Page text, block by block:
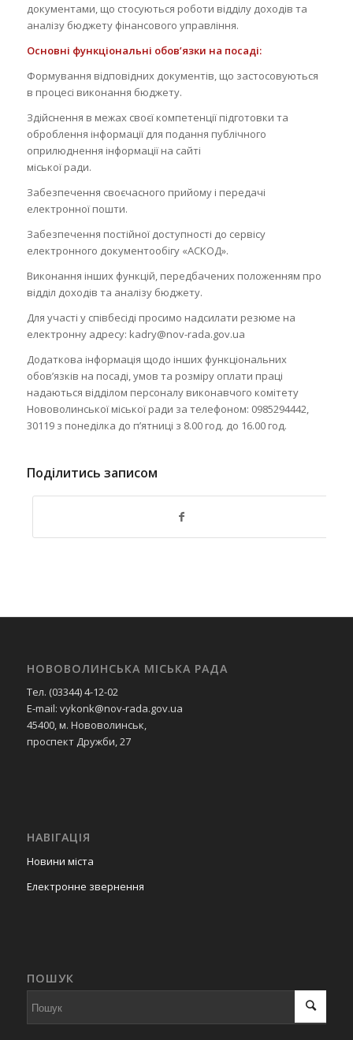
документами, що стосуються роботи відділу доходів та
аналізу бюджету фінансового управління.
Основні функціональні обов’язки на посаді:
Формування відповідних документів, що застосовуються
в процесі виконання бюджету.
Здійснення в межах своєї компетенції підготовки та
оброблення інформації для подання публічного
оприлюднення інформації на сайті
міської ради.
Забезпечення своєчасного прийому і передачі
електронної пошти.
Забезпечення постійної доступності до сервісу
електронного документообігу «АСКОД».
Виконання інших функцій, передбачених положенням про
відділ доходів та аналізу бюджету.
Для участі у співбесіді просимо надсилати резюме на
електронну адресу: kadry@nov-rada.gov.ua
Додаткова інформація щодо інших функціональних
обов’язків на посаді, умов та розміру оплати праці
надаються відділом персоналу виконавчого комітету
Нововолинської міської ради за телефоном: 0985294442,
30119 з понеділка до п’ятниці з 8.00 год. до 16.00 год.
Поділитись записом
НОВОВОЛИНСЬКА МІСЬКА РАДА
Тел. (03344) 4-12-02
E-mail: vykonk@nov-rada.gov.ua
45400, м. Нововолинськ,
проспект Дружби, 27
НАВІГАЦІЯ
Новини міста
Електронне звернення
ПОШУК